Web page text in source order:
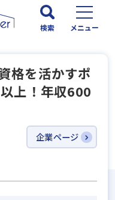
検索 メニュー
格を活かすポ
上！年収600
企業ページ